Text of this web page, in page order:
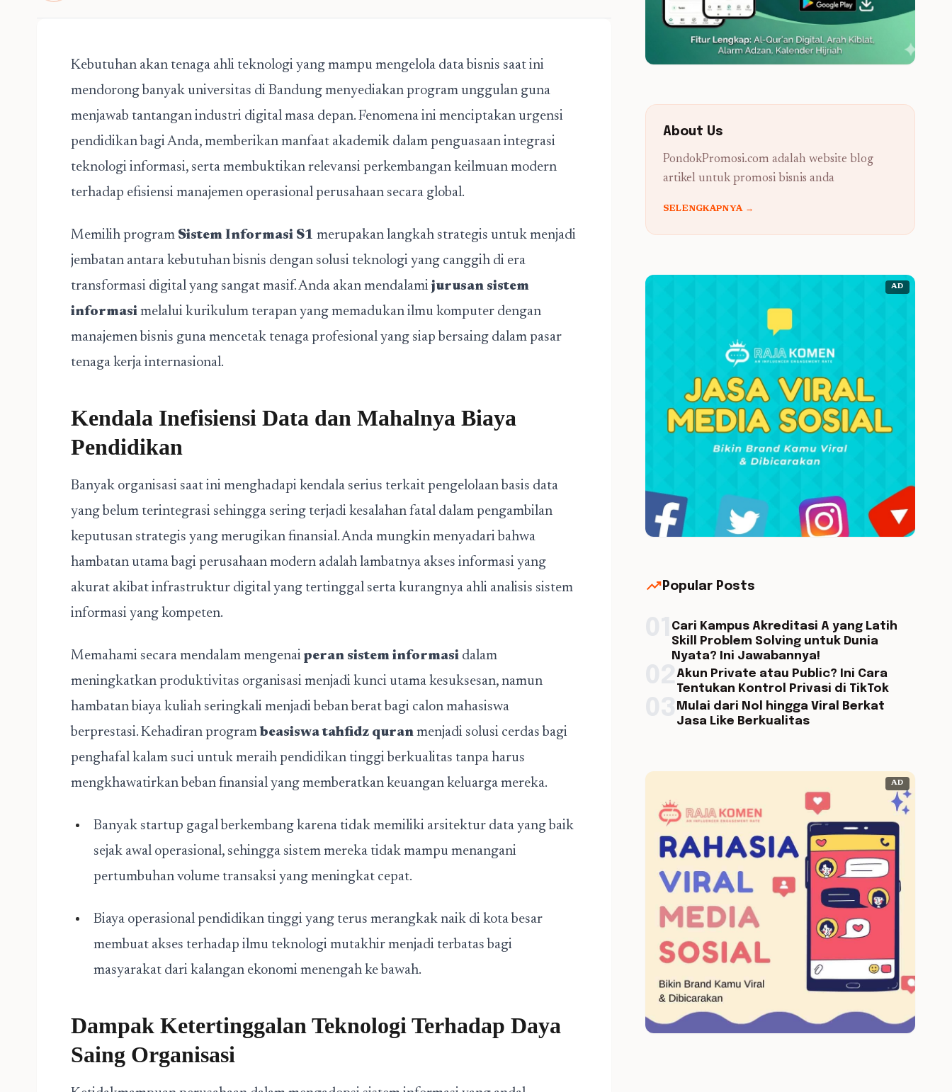
Kebutuhan akan tenaga ahli teknologi yang mampu mengelola data bisnis saat ini
mendorong banyak universitas di Bandung menyediakan program unggulan guna
menjawab tantangan industri digital masa depan. Fenomena ini menciptakan urgensi
pendidikan bagi Anda, memberikan manfaat akademik dalam penguasaan integrasi
teknologi informasi, serta membuktikan relevansi perkembangan keilmuan modern
terhadap efisiensi manajemen operasional perusahaan secara global.
Memilih program Sistem Informasi S1 merupakan langkah strategis untuk menjadi
jembatan antara kebutuhan bisnis dengan solusi teknologi yang canggih di era
transformasi digital yang sangat masif. Anda akan mendalami jurusan sistem
informasi melalui kurikulum terapan yang memadukan ilmu komputer dengan
manajemen bisnis guna mencetak tenaga profesional yang siap bersaing dalam pasar
tenaga kerja internasional.
Kendala Inefisiensi Data dan Mahalnya Biaya
Pendidikan
Banyak organisasi saat ini menghadapi kendala serius terkait pengelolaan basis data
yang belum terintegrasi sehingga sering terjadi kesalahan fatal dalam pengambilan
keputusan strategis yang merugikan finansial. Anda mungkin menyadari bahwa
hambatan utama bagi perusahaan modern adalah lambatnya akses informasi yang
akurat akibat infrastruktur digital yang tertinggal serta kurangnya ahli analisis sistem
informasi yang kompeten.
Memahami secara mendalam mengenai peran sistem informasi dalam
meningkatkan produktivitas organisasi menjadi kunci utama kesuksesan, namun
hambatan biaya kuliah seringkali menjadi beban berat bagi calon mahasiswa
berprestasi. Kehadiran program beasiswa tahfidz quran menjadi solusi cerdas bagi
penghafal kalam suci untuk meraih pendidikan tinggi berkualitas tanpa harus
mengkhawatirkan beban finansial yang memberatkan keuangan keluarga mereka.
Banyak startup gagal berkembang karena tidak memiliki arsitektur data yang baik
sejak awal operasional, sehingga sistem mereka tidak mampu menangani
pertumbuhan volume transaksi yang meningkat cepat.
Biaya operasional pendidikan tinggi yang terus merangkak naik di kota besar
membuat akses terhadap ilmu teknologi mutakhir menjadi terbatas bagi
masyarakat dari kalangan ekonomi menengah ke bawah.
Dampak Ketertinggalan Teknologi Terhadap Daya
Saing Organisasi
About Us
PondokPromosi.com adalah website blog
artikel untuk promosi bisnis anda
SELENGKAPNYA →
AD
trending_up Popular Posts
Cari Kampus Akreditasi A yang Latih
Skill Problem Solving untuk Dunia
Nyata? Ini Jawabannya!
Akun Private atau Public? Ini Cara
Tentukan Kontrol Privasi di TikTok
Mulai dari Nol hingga Viral Berkat
Jasa Like Berkualitas
AD